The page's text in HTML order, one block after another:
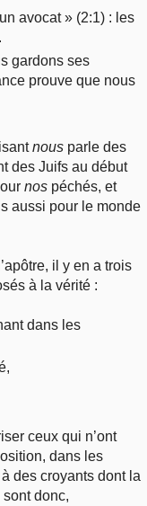
avocat » (2:1) : les
gardons ses
prouve que nous
nous parle des
des Juifs au début
nos péchés, et
aussi pour le monde
il y en a trois
à la vérité :
dans les
ceux qui n’ont
dans les
des croyants dont la
sont donc,